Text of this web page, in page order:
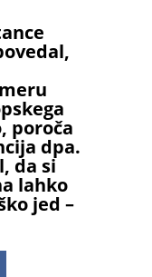
poroča
dpa.
da si
lahko
jed –